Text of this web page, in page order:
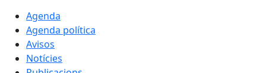
Agenda
Agenda política
Avisos
Notícies